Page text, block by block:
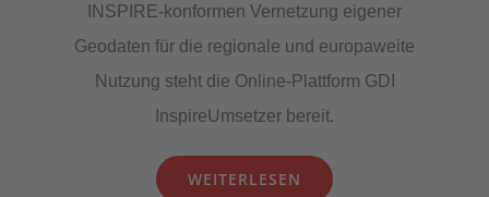
INSPIRE-konformen Vernetzung eigener
Geodaten für die regionale und europaweite
Nutzung steht die Online-Plattform GDI
InspireUmsetzer bereit.
WEITERLESEN